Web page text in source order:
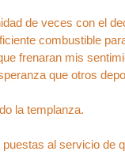
de veces con el
combustible
frenaran mis
que otros
la templanza.
al servicio de